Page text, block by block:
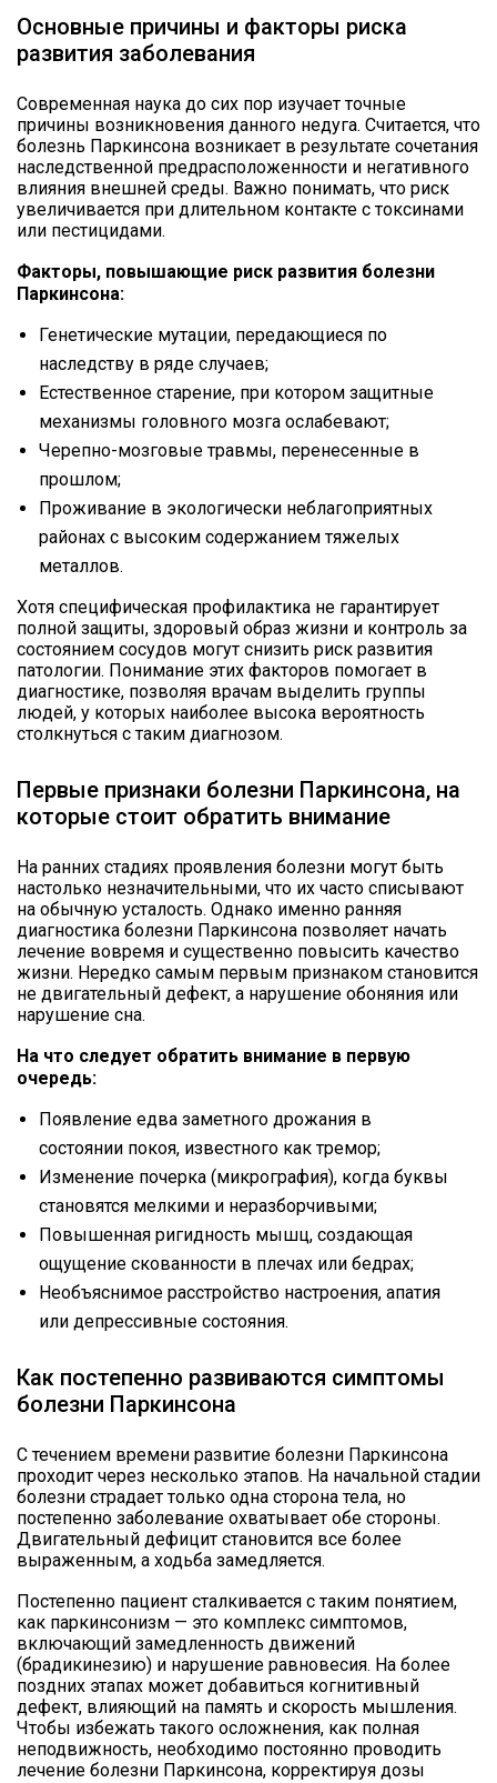
Основные причины и факторы риска
развития заболевания
Современная наука до сих пор изучает точные
причины возникновения данного недуга. Считается, что
болезнь Паркинсона возникает в результате сочетания
наследственной предрасположенности и негативного
влияния внешней среды. Важно понимать, что риск
увеличивается при длительном контакте с токсинами
или пестицидами.
Факторы, повышающие риск развития болезни
Паркинсона:
Генетические мутации, передающиеся по
наследству в ряде случаев;
Естественное старение, при котором защитные
механизмы головного мозга ослабевают;
Черепно-мозговые травмы, перенесенные в
прошлом;
Проживание в экологически неблагоприятных
районах с высоким содержанием тяжелых
металлов.
Хотя специфическая профилактика не гарантирует
полной защиты, здоровый образ жизни и контроль за
состоянием сосудов могут снизить риск развития
патологии. Понимание этих факторов помогает в
диагностике, позволяя врачам выделить группы
людей, у которых наиболее высока вероятность
столкнуться с таким диагнозом.
Первые признаки болезни Паркинсона, на
которые стоит обратить внимание
На ранних стадиях проявления болезни могут быть
настолько незначительными, что их часто списывают
на обычную усталость. Однако именно ранняя
диагностика болезни Паркинсона позволяет начать
лечение вовремя и существенно повысить качество
жизни. Нередко самым первым признаком становится
не двигательный дефект, а нарушение обоняния или
нарушение сна.
На что следует обратить внимание в первую
очередь:
Появление едва заметного дрожания в
состоянии покоя, известного как тремор;
Изменение почерка (микрография), когда буквы
становятся мелкими и неразборчивыми;
Повышенная ригидность мышц, создающая
ощущение скованности в плечах или бедрах;
Необъяснимое расстройство настроения, апатия
или депрессивные состояния.
Как постепенно развиваются симптомы
болезни Паркинсона
С течением времени развитие болезни Паркинсона
проходит через несколько этапов. На начальной стадии
болезни страдает только одна сторона тела, но
постепенно заболевание охватывает обе стороны.
Двигательный дефицит становится все более
выраженным, а ходьба замедляется.
Постепенно пациент сталкивается с таким понятием,
как паркинсонизм — это комплекс симптомов,
включающий замедленность движений
(брадикинезию) и нарушение равновесия. На более
поздних этапах может добавиться когнитивный
дефект, влияющий на память и скорость мышления.
Чтобы избежать такого осложнения, как полная
неподвижность, необходимо постоянно проводить
лечение болезни Паркинсона, корректируя дозы